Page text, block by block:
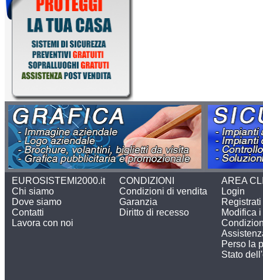
EUROSISTEMI2000.it
Chi siamo
Dove siamo
Contatti
Lavora con noi
CONDIZIONI
Condizioni di vendita
Garanzia
Diritto di recesso
AREA
Login
Registrati
Modifica
Perso la
Stato